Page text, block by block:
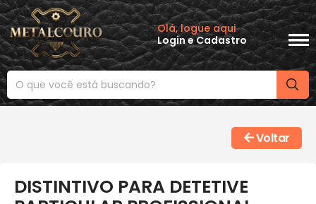
Olá, logue aqui
LogineCadastro
Voltar
DISTINTIVO PARA DETETIVE